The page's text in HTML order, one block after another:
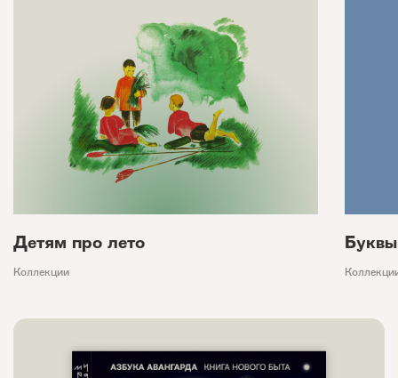
Детям про лето
Коллекции